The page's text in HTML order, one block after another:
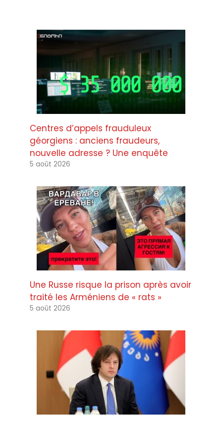
Centres d’appels frauduleux
géorgiens : anciens fraudeurs,
nouvelle adresse ? Une enquête
5 août 2026
Une Russe risque la prison après avoir
traité les Arméniens de « rats »
5 août 2026